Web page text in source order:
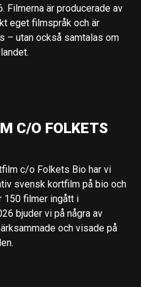
Filmerna är producerade av
eget filmspråk och är
– utan också samtalas om
C/O FOLKETS
c/o Folkets Bio har vi
svensk kortfilm på bio och
150 filmer ingått i
bjuder vi på några av
och visade på